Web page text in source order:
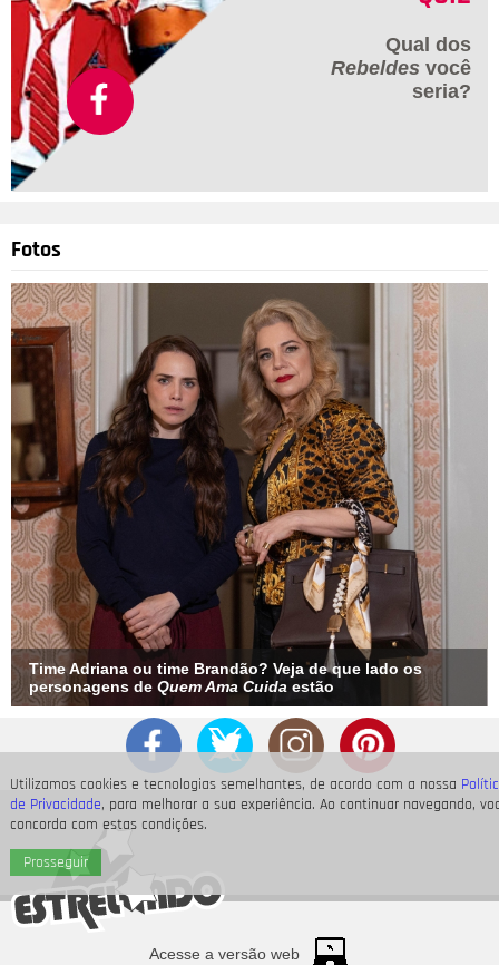
Utilizamos cookies e tecnologias semelhantes, de acordo com a nossa
de Privacidade, para melhorar a sua experiência. Ao continuar navegando,
concorda com estas condições.
Prosseguir
Qual dos
Rebeldes você
seria?
Fotos
Time Adriana ou time Brandão? Veja de que lado os
personagens de Quem Ama Cuida estão
Acesse a versão web